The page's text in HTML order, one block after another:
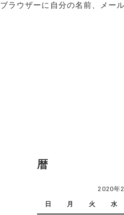
ラウザーに自分の名前、メー
暦
2020年2
日 月 火 水